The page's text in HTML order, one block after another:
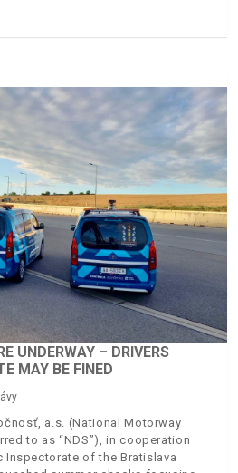
UNDERWAY – DRIVERS
MAY BE FINED
a.s. (National Motorway
to as “NDS”), in cooperation
Inspectorate of the Bratislava